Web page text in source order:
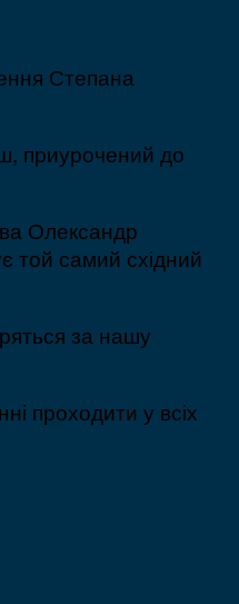
Степана
приурочений до
Олександр
той самий східний
за нашу
проходити у всіх